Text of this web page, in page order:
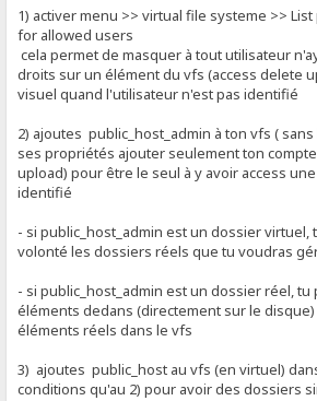
1) activer menu >> virtual file systeme >>
for allowed users
cela permet de masquer à tout utilisateur
droits sur un élément du vfs (access delete
visuel quand l'utilisateur n'est pas identifié
2) ajoutes public_host_admin à ton vfs (
ses propriétés ajouter seulement ton
upload) pour être le seul à y avoir access
identifié
- si public_host_admin est un dossier virtuel,
volonté les dossiers réels que tu voudras
- si public_host_admin est un dossier réel,
éléments dedans (directement sur le
éléments réels dans le vfs
3) ajoutes public_host au vfs (en virtuel)
conditions qu'au 2) pour avoir des dossiers